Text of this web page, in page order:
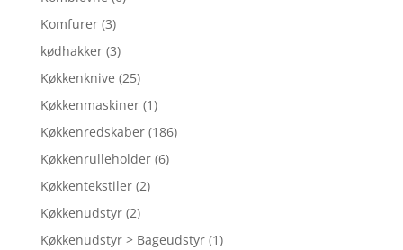
Komfurer (3)
kødhakker (3)
Køkkenknive (25)
Køkkenmaskiner (1)
Køkkenredskaber (186)
Køkkenrulleholder (6)
Køkkentekstiler (2)
Køkkenudstyr (2)
Køkkenudstyr > Bageudstyr (1)